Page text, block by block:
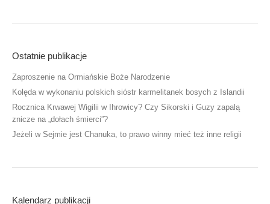
Ostatnie publikacje
Zaproszenie na Ormiańskie Boże Narodzenie
Kolęda w wykonaniu polskich sióstr karmelitanek bosych z Islandii
Rocznica Krwawej Wigilii w Ihrowicy? Czy Sikorski i Guzy zapalą
znicze na „dołach śmierci”?
Jeżeli w Sejmie jest Chanuka, to prawo winny mieć też inne religii
Kalendarz publikacji